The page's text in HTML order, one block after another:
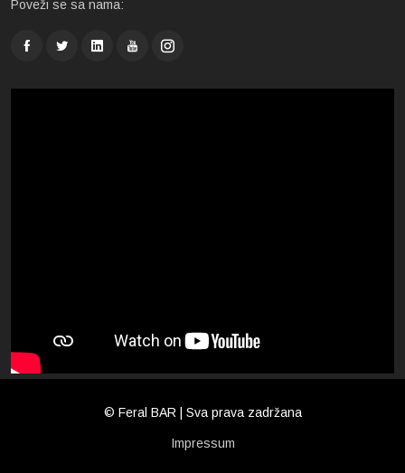
Poveži se sa nama:
© Feral BAR | Sva prava zadržana
Impressum